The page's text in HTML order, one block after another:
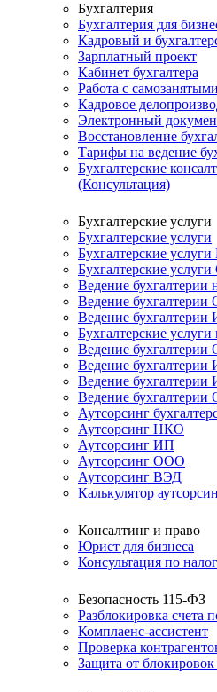
Бухгалтерия
Бухгалтерия для
Кадровый и
Зарплатный проект
Кабинет бухгалтера
Работа с самозанятыми
Кадровое
Электронный
Восстановление
Тарифы на ведение
Бухгалтерские
(Консультация)
Бухгалтерские услуги
Бухгалтерские услуги
Бухгалтерские
Бухгалтерские
Ведение
Ведение
Ведение
Бухгалтерские
Ведение
Ведение
Ведение бухгалтерии
Ведение
Аутсорсинг
Аутсорсинг НКО
Аутсорсинг ИП
Аутсорсинг ООО
Аутсорсинг ВЭД
Калькулятор
Консалтинг и право
Юрист для бизнеса
Консультация по
Безопасность 115-ФЗ
Разблокировка счета
Комплаенс-ассистент
Проверка
Защита от блокировок